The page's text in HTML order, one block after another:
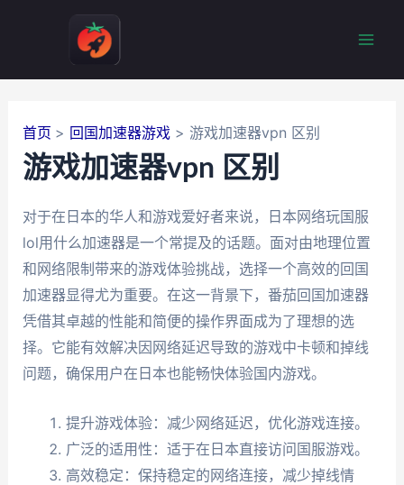
首页 回国加速器游戏 游戏加速器vpn 区别
游戏加速器vpn 区别
对于在日本的华人和游戏爱好者来说，日本网络玩国服
lol用什么加速器是一个常提及的话题。面对由地理位置
和网络限制带来的游戏体验挑战，选择一个高效的回国
加速器显得尤为重要。在这一背景下，番茄回国加速器
凭借其卓越的性能和简便的操作界面成为了理想的选
择。它能有效解决因网络延迟导致的游戏中卡顿和掉线
问题，确保用户在日本也能畅快体验国内游戏。
提升游戏体验：减少网络延迟，优化游戏连接。
广泛的适用性：适于在日本直接访问国服游戏。
高效稳定：保持稳定的网络连接，减少掉线情